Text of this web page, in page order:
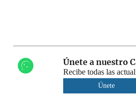
Únete a nuestro
Recibe todas las
Únete